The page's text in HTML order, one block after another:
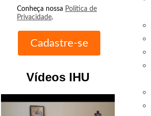
Conheça nossa Política de
Privacidade.
Vídeos IHU